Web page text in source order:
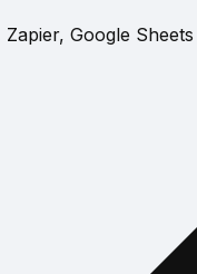
Zapier, Google Sheets